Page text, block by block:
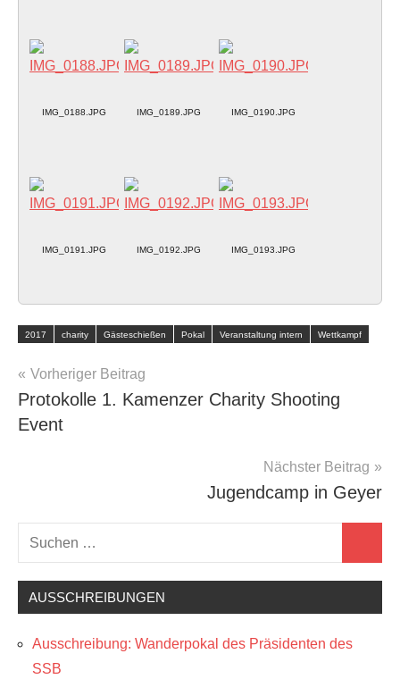
IMG_0188.JPG IMG_0189.JPG IMG_0190.JPG
IMG_0191.JPG IMG_0192.JPG IMG_0193.JPG
2017 charity Gästeschießen Pokal Veranstaltung intern Wettkampf
Beitragsnavigation
Vorheriger Beitrag
Protokolle 1. Kamenzer Charity Shooting
Event
Nächster Beitrag
Jugendcamp in Geyer
Suchen
nach:
AUSSCHREIBUNGEN
Ausschreibung: Wanderpokal des Präsidenten des
SSB